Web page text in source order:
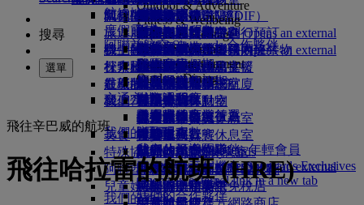
行程及活動
旅遊服務
迎賓服務迎賓服務 Opens an external
link in a new tab
杜拜轉機服務
交通方式
機場接送
預約租車
航空公司合作夥伴
管理專車接送
預訂便利旅行
線上報到
報到選項
航班狀態
適航證明書（MEDIF）
飲食資訊
阿拉伯聯合大公國內違禁物
杜拜國際機場
阿聯酋航空第三航廈
在航廈間移動
往返機場
接駁服務
購買更多行李限額
額外托運行李限額
杜拜行李服務
行李延誤或受損
阿拉伯聯合大公國簽證
經濟艙
在機上放鬆身心
機上娛樂
ice 提供內容
ice 直播電視系統
機上 Wi-Fi
兒童娛樂
美食
頭等艙美饌
商務艙美饌
豪華經濟艙美饌
季節性場合
無接觸式旅程
我們的貴賓休息室
頭等艙貴賓休息室
商務艙貴賓休息室
全球貴賓休息室
合作夥伴貴賓休息室
付費進入貴賓休息室
marhaba 貴賓休息室
阿聯酋航空購物
阿聯酋航空高空免稅店
懷孕
行李限額
兒童與嬰兒票價規則
汽車安全座椅和搖籃
在機場
機上
攜帶兒童搭機
與嬰兒同行
嬰兒行李限額
兒童與嬰兒餐點
兒童娛樂
我們的歷史
媒體中心媒體中心 Opens an external
link in a new tab
集團公司
安全
財務透明度
負責任的商業行為
我們的員工
我們的領導團隊
工作機會工作機會 Opens an external
link in a new tab
我們的地球
非洲
歐洲
中東地區
探索杜拜
最新的航點
赫爾辛基
杭州
峴港市
深圳
暹粒
Outdoor & Adventure
Fitness & Wellbeing
Culture & Heritage
Beach & Marine
Family entertainment
Outdoor Dining
澳洲航空
flydubai
阿聯酋航空 Skywards 合作夥伴
航線地圖
度假靈感
海灘目的地
野生動物假期
歷史與文化假期
城市小憩
美食家的度假首選
flydubai
現金 + 哩程數
數位會員卡
我的家庭
使用哩程數
申領哩程數
購買哩程數
賺取哩程數
Skywards Skysurfers 年輕會員
Skywards ExclusivesSkywards Exclusives
Opens an external link in a new tab
我們的合作夥伴
註冊你的公司
登入商務獎勵計劃
權益
計劃運作方式
常見問題
變更或取消
簽證和護照支援
意見回饋與投訴
行李延遲或損壞支援
杜拜轉機服務
我們營運的變更
最新旅遊資訊更新
查看航班狀態
特殊協助
阿聯酋航空的無障礙旅行
特殊協助和要求
常見問題
透過阿聯酋航空進行預訂
我們的網絡及聯營航班
我們的其他產品
特殊協助和要求
行李與遺失財物
出發前準備
在機場
阿聯酋航空 Skywards
阿聯酋航空商務獎勵計劃
您的機上體驗
搜尋
選單
飛往辛巴威的航班
飛往哈拉雷的航班 (HRE)